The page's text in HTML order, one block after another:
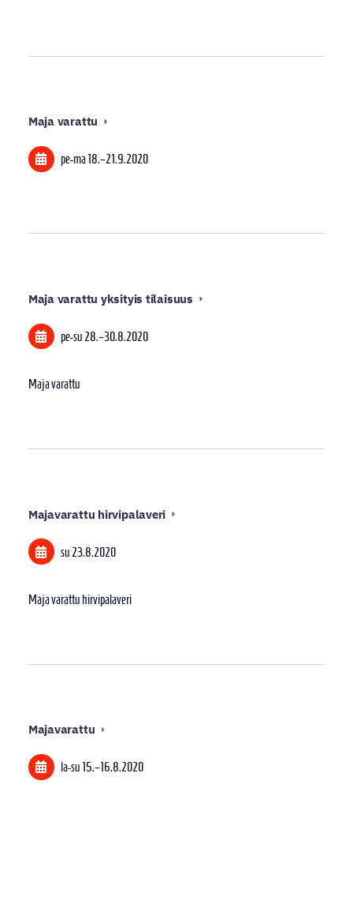
Maja varattu
pe-ma18.–21.9.2020
Maja varattu yksityis tilaisuus
pe-su 28.–30.8.2020
Maja varattu
Majavarattu hirvipalaveri
su 23.8.2020
Maja varattu hirvipalaveri
Majavarattu
la-su 15.–16.8.2020